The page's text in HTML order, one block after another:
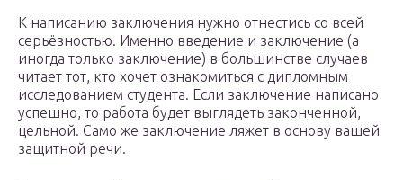
К написанию заключения нужно отнестись со всей
серьёзностью. Именно введение и заключение (а
иногда только заключение) в большинстве случаев
читает тот, кто хочет ознакомиться с дипломным
исследованием студента. Если заключение написано
успешно, то работа будет выглядеть законченной,
цельной. Само же заключение ляжет в основу вашей
защитной речи.